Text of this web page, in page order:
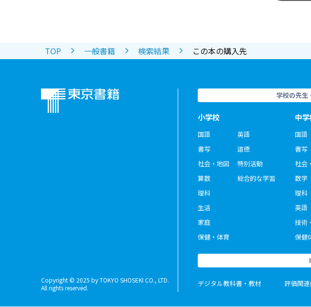
TOP 一般書籍 検索結果 この本の購入先
Copyright © 2025 by TOKYO SHOSEKI CO., LTD.
All rights reserved.
学校の先生
小学校
国語
書写
社会・地図
算数
理科
生活
家庭
保健・体育
英語
道徳
特別活動
総合的な学習
中
国語
書写
社会
数学
理科
英語
技術
保健
デジタル教科書・教材 評価関